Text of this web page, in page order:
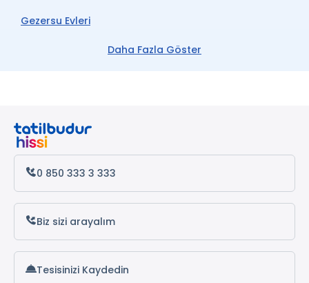
Daha Fazla Göster
Gezersu Evleri
Riyan Garden Villas
Ahşaphanem Bungalov
Maya Sapanca
Sapanca Alara Bungalov
Casa Boheme Villas Sapanca
0 850 333 3 333
Biz sizi arayalım
Tesisinizi Kaydedin